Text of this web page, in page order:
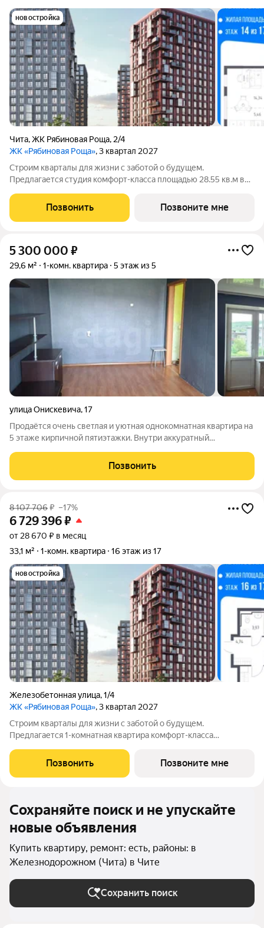
новостройка
Чита,ЖК Рябиновая Роща, 2/4
ЖК «Рябиновая Роща», 3 квартал 2027
Строим кварталы для жизни с заботой о будущем.
Предлагается студия комфорт-класса площадью 28.55 кв.м в
комплексе "Рябиновая Роща".Квартиры без отделки.
Доступность опции "отделка" и
Позвонить Позвоните мне
5 300 000 ₽
29,6 м² 1-комн. квартира 5 этаж из 5
улица Онискевича,17
Продаётся очень светлая и уютная однокомнатная квартира на
5 этаже кирпичной пятиэтажки. Внутри аккуратный
пластиковые окна. Балкон не застеклён. В квартире остаётся
кухонный гарнитур, холодильник,
Позвонить
8 107 706₽ –17%
6 729 396₽
от 28 670 ₽ в месяц
33,1 м²
1-комн. квартира 16 этаж из 17
новостройка
Железобетонная улица,1/4
ЖК «Рябиновая Роща», 3 квартал 2027
Строим кварталы для жизни с заботой о будущем.
Предлагается 1-комнатная квартира комфорт-класса
на 16-м этаже, в жилом комплексе "Рябиновая
Роща".Квартиры без отделки. Доступность опции
Позвонить Позвоните мне
Сохраняйте поиск и не упускайте
новые объявления
Купить квартиру, ремонт: есть, районы: в
Железнодорожном (Чита) в Чите
Сохранить поиск